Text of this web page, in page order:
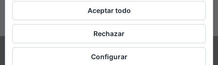
Aceptar todo
Rechazar
Configurar